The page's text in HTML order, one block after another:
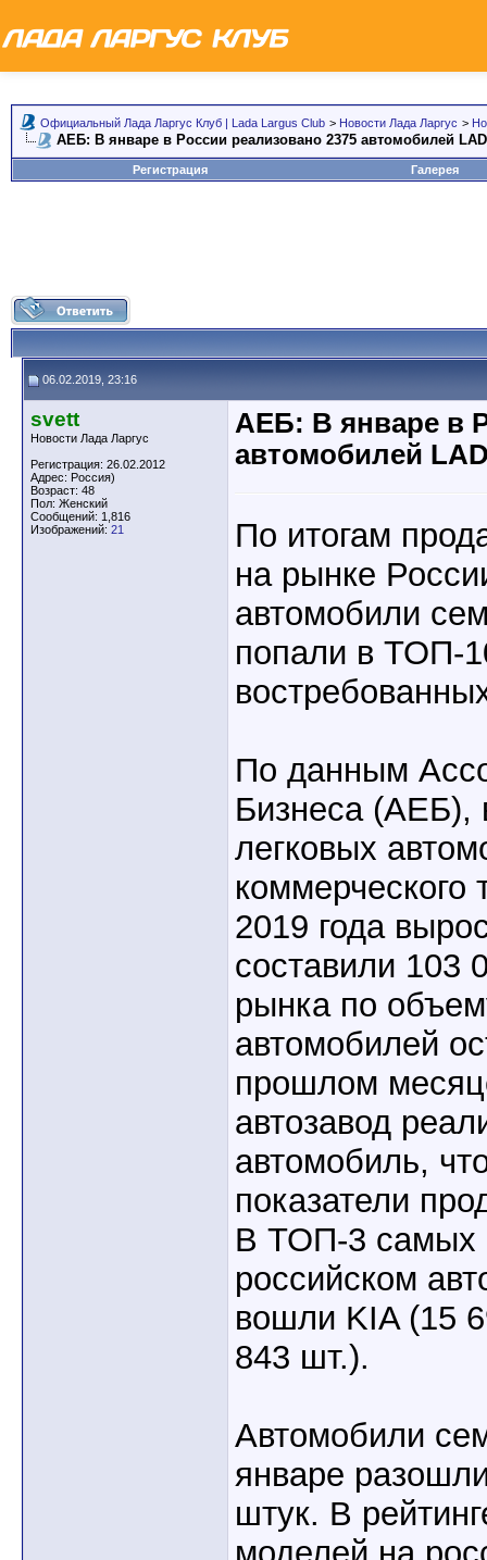
Официальный Лада Ларгус Клуб | Lada Largus Club > Новости Лада Ларгус >
АЕБ: В январе в России реализовано 2375 автомобилей
Регистрация Галерея
06.02.2019, 23:16
svett
Новости Лада Ларгус
Регистрация: 26.02.2012
Адрес: Россия)
Возраст: 48
Пол: Женский
Сообщений: 1,816
Изображений: 21
АЕБ: В январе в
автомобилей
По итогам
на рынке
автомобили
попали в ТОП-
По данным
Бизнеса (АЕБ),
легковых
коммерческого
2019 года
составили
рынка по
автомобилей
прошлом
автозавод
автомобиль,
показатели
В ТОП-3 самых
российском
вошли KIA (15
843 шт.).
Автомобили
январе
штук. В